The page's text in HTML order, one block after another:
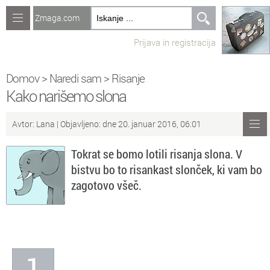
Računalništvo
Recepti
Naredi sam
Forum
Preverjanje znanja
Sv Sveže teme na forumu
Zmaga.com
Prijava in registracija
Domov> Naredi sam > Risanje
Kako narišemo slona
Avtor: Lana | Objavljeno: dne 20. januar 2016, 06:01
Tokrat se bomo lotili risanja slona. V
bistvu bo to risankast slonček, ki vam bo
zagotovo všeč.